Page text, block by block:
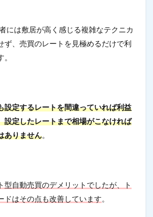
には敷居が高く感じる複雑なテクニカ
ず、売買のレートを見極めるだけで利
設定するレートを間違っていれば利益
設定したレートまで相場がこなければ
ありません。
型自動売買のデメリットでしたが、ト
ドはその点も改善しています。